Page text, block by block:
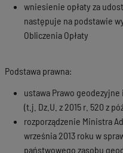
wniesienie opłaty za
następuje na podstawie
Obliczenia Opłaty
Podstawa prawna:
ustawa Prawo geodezyjne
(t.j. Dz.U. z 2015 r. 520 z
rozporządzenie Ministra
września 2013 roku w
państwowego zasobu